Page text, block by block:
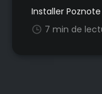
Installer
7 min de